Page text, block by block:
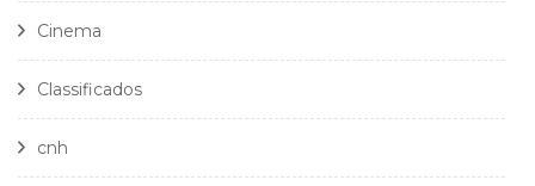
Cinema
Classificados
cnh